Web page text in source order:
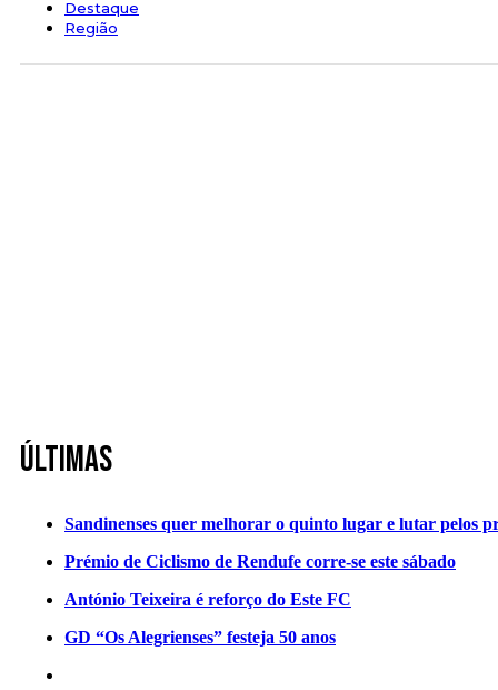
Destaque
Região
Últimas
Sandinenses quer melhorar o quinto lugar e lutar pelos
Prémio de Ciclismo de Rendufe corre-se este sábado
António Teixeira é reforço do Este FC
GD “Os Alegrienses” festeja 50 anos